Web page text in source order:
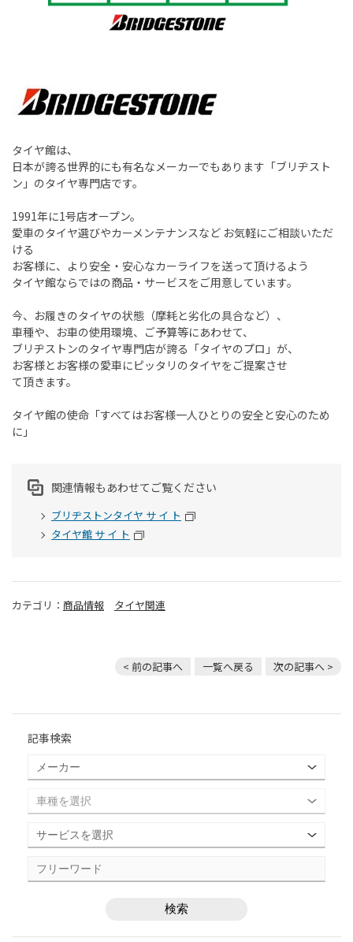
タイヤ館は、
日本が誇る世界的にも有名なメーカーでもあります「ブリヂスト
ン」のタイヤ専門店です。
1991年に1号店オープン。
愛車のタイヤ選びやカーメンテナンスなど お気軽にご相談いただ
ける
お客様に、より安全・安心なカーライフを送って頂けるよう
タイヤ館ならではの商品・サービスをご用意しています。
今、お履きのタイヤの状態（摩耗と劣化の具合など）、
車種や、お車の使用環境、ご予算等にあわせて、
ブリヂストンのタイヤ専門店が誇る「タイヤのプロ」が、
お客様とお客様の愛車にピッタリのタイヤをご提案させ
て頂きます。
タイヤ館の使命「すべてはお客様一人ひとりの安全と安心のため
に」
関連情報もあわせてご覧ください
ブリヂストンタイヤ サ イ ト
タイヤ館 サ イ ト
カテゴリ： 商品情報 タイヤ関連
< 前の記事へ 一覧へ戻る 次の記事へ >
記事検索